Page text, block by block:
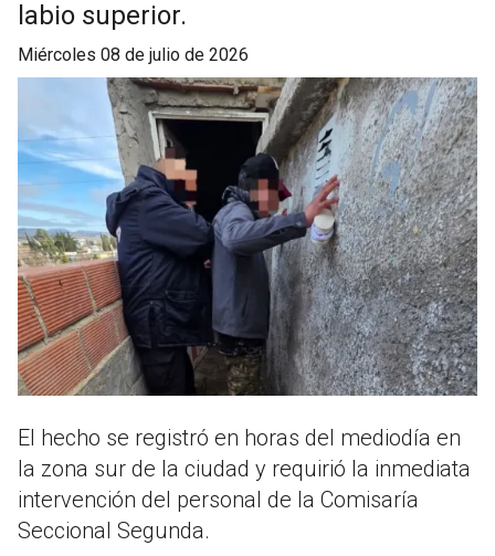
labio superior.
miércoles 08 de julio de 2026
El hecho se registró en horas del mediodía en
la zona sur de la ciudad y requirió la inmediata
intervención del personal de la Comisaría
Seccional Segunda.